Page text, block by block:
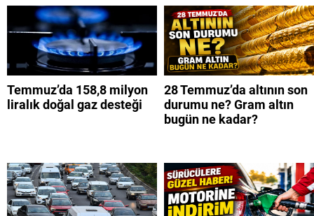
Temmuz’da 158,8 milyon
liralık doğal gaz desteği
28 Temmuz’da altının son
durumu ne? Gram altın
bugün ne kadar?